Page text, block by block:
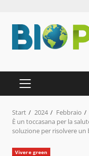
Inhalt
springen
PRIMÄRES
MENÜ
Start 2024
Febbraio
È un toccasana per la
soluzione per risolvere
Vivere green